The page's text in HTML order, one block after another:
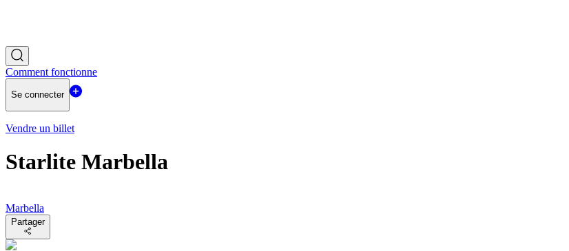
Comment fonctionne
Se connecter
Vendre un billet
Starlite Marbella
Marbella
Partager